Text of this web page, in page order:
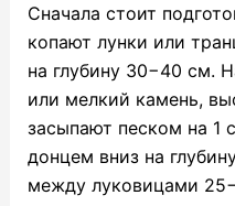
Сначала стоит
копают лунки или
на глубину 30−40 см.
или мелкий камень,
засыпают песком на 1
донцем вниз на
между луковицами